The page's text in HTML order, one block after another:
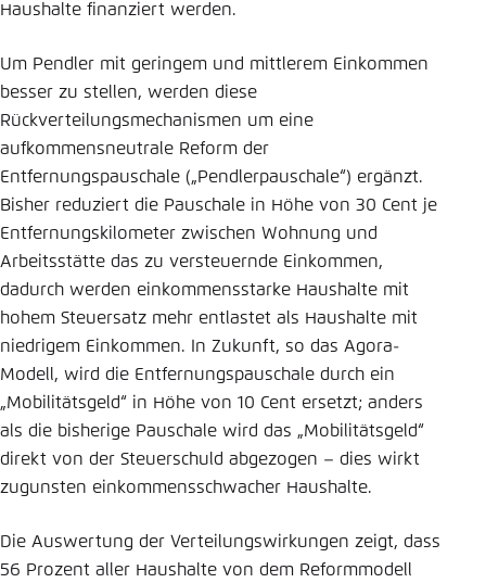
Haushalte finanziert werden.
Um Pendler mit geringem und mittlerem Einkommen
besser zu stellen, werden diese
Rückverteilungsmechanismen um eine
aufkommensneutrale Reform der
Entfernungspauschale („Pendlerpauschale“) ergänzt.
Bisher reduziert die Pauschale in Höhe von 30 Cent je
Entfernungskilometer zwischen Wohnung und
Arbeitsstätte das zu versteuernde Einkommen,
dadurch werden einkommensstarke Haushalte mit
hohem Steuersatz mehr entlastet als Haushalte mit
niedrigem Einkommen. In Zukunft, so das Agora-
Modell, wird die Entfernungspauschale durch ein
„Mobilitätsgeld“ in Höhe von 10 Cent ersetzt; anders
als die bisherige Pauschale wird das „Mobilitätsgeld“
direkt von der Steuerschuld abgezogen – dies wirkt
zugunsten einkommensschwacher Haushalte.
Die Auswertung der Verteilungswirkungen zeigt, dass
56 Prozent aller Haushalte von dem Reformmodell